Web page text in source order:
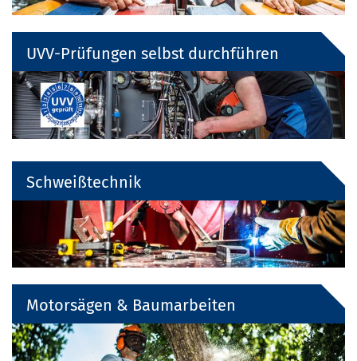
UVV-Prüfungen selbst durchführen
Schweißtechnik
Motorsägen & Baumarbeiten